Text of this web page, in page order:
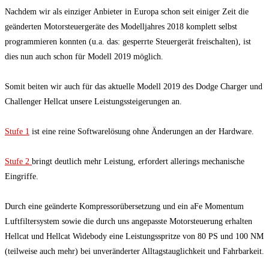
Nachdem wir als einziger Anbieter in Europa schon seit einiger Zeit die
geänderten Motorsteuergeräte des Modelljahres 2018 komplett selbst
programmieren konnten (u.a. das: gesperrte Steuergerät freischalten), ist
dies nun auch schon für Modell 2019 möglich.
Somit beiten wir auch für das aktuelle Modell 2019 des Dodge Charger und
Challenger Hellcat unsere Leistungssteigerungen an.
Stufe 1 ist eine reine Softwarelösung ohne Änderungen an der Hardware.
Stufe 2 bringt deutlich mehr Leistung, erfordert allerings mechanische
Eingriffe.
Durch eine geänderte Kompressorübersetzung und ein aFe Momentum
Luftfiltersystem sowie die durch uns angepasste Motorsteuerung erhalten
Hellcat und Hellcat Widebody eine Leistungsspritze von 80 PS und 100 NM
(teilweise auch mehr) bei unveränderter Alltagstauglichkeit und Fahrbarkeit.